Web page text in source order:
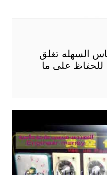
السهله تغلق
للحفاظ على ما